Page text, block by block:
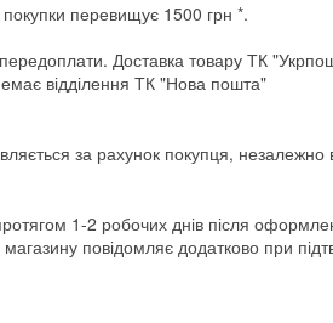
перевищує 1500 грн *.
Доставка товару ТК
відділення ТК "Нова пошта"
за рахунок покупця, незалежно
1-2 робочих днів після
повідомляє додатково при